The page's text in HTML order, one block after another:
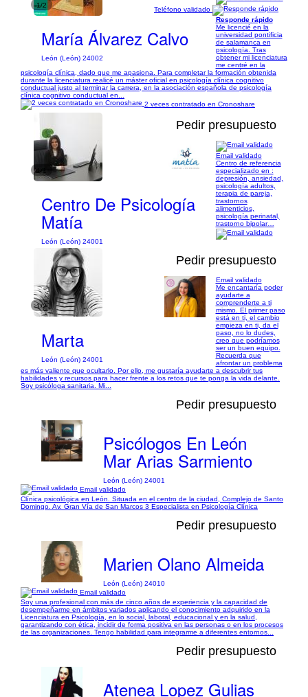
1/2
María Álvarez Calvo
León (León) 24002
Teléfono validado
Responde rápido
Me licencié en la
universidad pontificia
de salamanca en
psicología. Tras
obtener mi licenciatura
me centré en la
psicología clínica, dado que me apasiona. Para completar la formación obtenida
durante la licenciatura realicé un máster oficial en psicología clínica cognitivo
conductual justo al terminar la carrera, en la asociación española de psicología
clínica cognitivo conductual en...
2 veces contratado en Cronoshare
1/1
Pedir presupuesto
Centro De Psicología
Matía
León (León) 24001
Email validado
Centro de referencia
especializado en :
depresión, ansiedad,
psicología adultos,
terapia de pareja,
trastornos
alimenticios,
psicología perinatal,
trastorno bipolar…
1/2
Pedir presupuesto
Marta
León (León) 24001
Email validado
Me encantaría poder
ayudarte a
comprenderte a ti
mismo. El primer paso
está en ti, el cambio
empieza en ti, da el
paso, no lo dudes,
creo que podríamos
ser un buen equipo.
Recuerda que
afrontar un problema
es más valiente que ocultarlo. Por ello, me gustaría ayudarte a descubrir tus
habilidades y recursos para hacer frente a los retos que te ponga la vida delante.
Soy psicóloga sanitaria. Mi...
Pedir presupuesto
Psicólogos En León
Mar Arias Sarmiento
León (León) 24001
Email validado
Clínica psicológica en León. Situada en el centro de la ciudad, Complejo de Santo
Domingo. Av. Gran Vía de San Marcos 3 Especialista en Psicología Clínica
Pedir presupuesto
Marien Olano Almeida
León (León) 24010
Email validado
Soy una profesional con más de cinco años de experiencia y la capacidad de
desempeñarme en ámbitos variados aplicando el conocimiento adquirido en la
Licenciatura en Psicología, en lo social, laboral, educacional y en la salud,
garantizando con ética, incidir de forma positiva en las personas o en los procesos
de las organizaciones. Tengo habilidad para integrarme a diferentes entornos...
Pedir presupuesto
Atenea Lopez Gulias